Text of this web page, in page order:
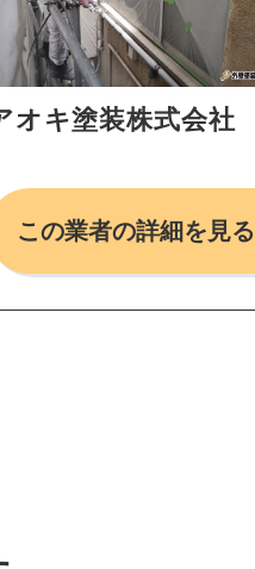
オキ塗装株式会社
この業者の詳細を見る